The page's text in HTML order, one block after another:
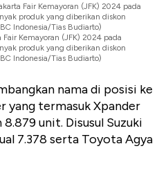
Fair Kemayoran (JFK) 2024 pada
produk yang diberikan diskon
Indonesia/Tias Budiarto)
Kemayoran (JFK) 2024 pada
produk yang diberikan diskon
Indonesia/Tias Budiarto)
nama di posisi ke
yang termasuk Xpander
unit. Disusul Suzuki
7.378 serta Toyota Agya